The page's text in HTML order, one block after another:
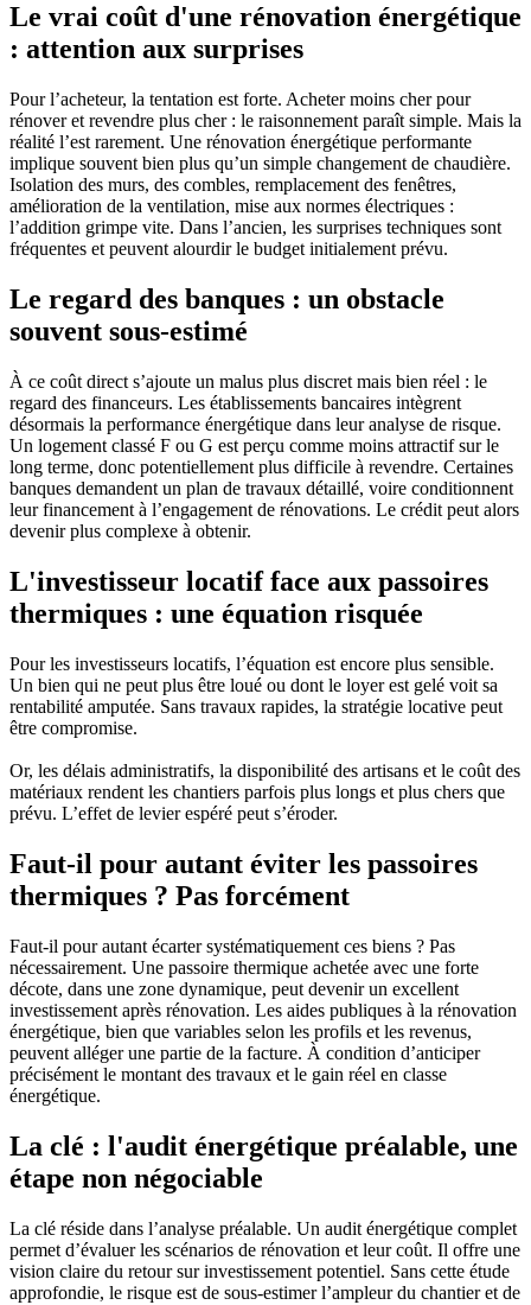
Le vrai coût d'une rénovation énergétique
: attention aux surprises
Pour l’acheteur, la tentation est forte. Acheter moins cher pour
rénover et revendre plus cher : le raisonnement paraît simple. Mais la
réalité l’est rarement. Une rénovation énergétique performante
implique souvent bien plus qu’un simple changement de chaudière.
Isolation des murs, des combles, remplacement des fenêtres,
amélioration de la ventilation, mise aux normes électriques :
l’addition grimpe vite. Dans l’ancien, les surprises techniques sont
fréquentes et peuvent alourdir le budget initialement prévu.
Le regard des banques : un obstacle
souvent sous-estimé
À ce coût direct s’ajoute un malus plus discret mais bien réel : le
regard des financeurs. Les établissements bancaires intègrent
désormais la performance énergétique dans leur analyse de risque.
Un logement classé F ou G est perçu comme moins attractif sur le
long terme, donc potentiellement plus difficile à revendre. Certaines
banques demandent un plan de travaux détaillé, voire conditionnent
leur financement à l’engagement de rénovations. Le crédit peut alors
devenir plus complexe à obtenir.
L'investisseur locatif face aux passoires
thermiques : une équation risquée
Pour les investisseurs locatifs, l’équation est encore plus sensible.
Un bien qui ne peut plus être loué ou dont le loyer est gelé voit sa
rentabilité amputée. Sans travaux rapides, la stratégie locative peut
être compromise.
Or, les délais administratifs, la disponibilité des artisans et le coût des
matériaux rendent les chantiers parfois plus longs et plus chers que
prévu. L’effet de levier espéré peut s’éroder.
Faut-il pour autant éviter les passoires
thermiques ? Pas forcément
Faut-il pour autant écarter systématiquement ces biens ? Pas
nécessairement. Une passoire thermique achetée avec une forte
décote, dans une zone dynamique, peut devenir un excellent
investissement après rénovation. Les aides publiques à la rénovation
énergétique, bien que variables selon les profils et les revenus,
peuvent alléger une partie de la facture. À condition d’anticiper
précisément le montant des travaux et le gain réel en classe
énergétique.
La clé : l'audit énergétique préalable, une
étape non négociable
La clé réside dans l’analyse préalable. Un audit énergétique complet
permet d’évaluer les scénarios de rénovation et leur coût. Il offre une
vision claire du retour sur investissement potentiel. Sans cette étude
approfondie, le risque est de sous-estimer l’ampleur du chantier et de